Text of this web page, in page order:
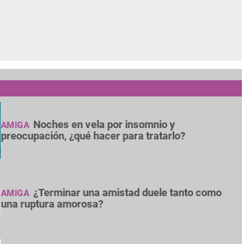
AMIGA Noches en vela por insomnio y
preocupación, ¿qué hacer para tratarlo?
AMIGA ¿Terminar una amistad duele tanto como
una ruptura amorosa?